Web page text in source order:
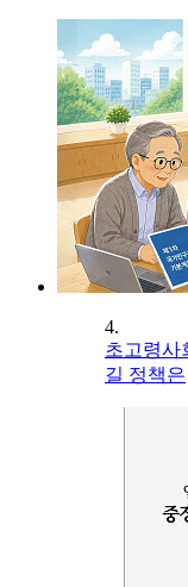
4.
초고령사
길 정책은